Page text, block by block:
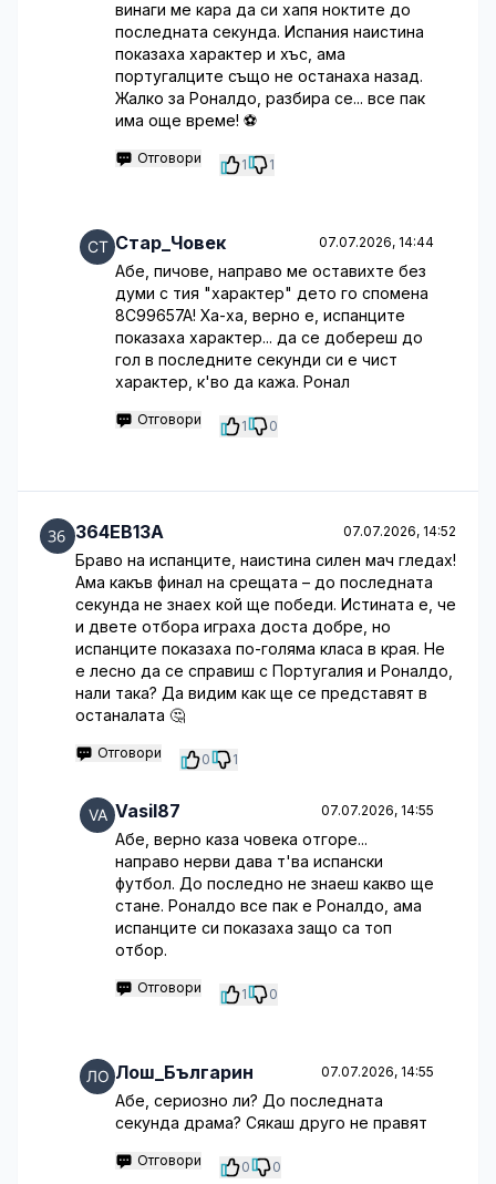
винаги ме кара да си хапя ноктите до
последната секунда. Испания наистина
показаха характер и хъс, ама
португалците също не останаха назад.
Жалко за Роналдо, разбира се... все пак
има още време! ⚽️
Отговори 1 1
Стар_Човек 07.07.2026, 14:44
Абе, пичове, направо ме оставихте без
думи с тия "характер" дето го спомена
8C99657A! Ха-ха, верно е, испанците
показаха характер... да се добереш до
гол в последните секунди си е чист
характер, к'во да кажа. Ронал
Отговори 1 0
364EB13A 07.07.2026, 14:52
Браво на испанците, наистина силен мач гледах!
Ама какъв финал на срещата – до последната
секунда не знаех кой ще победи. Истината е, че
и двете отбора играха доста добре, но
испанците показаха по-голяма класа в края. Не
е лесно да се справиш с Португалия и Роналдо,
нали така? Да видим как ще се представят в
останалата 🤔
Отговори 0 1
Vasil87 07.07.2026, 14:55
Абе, верно каза човека отгоре...
направо нерви дава т'ва испански
футбол. До последно не знаеш какво ще
стане. Роналдо все пак е Роналдо, ама
испанците си показаха защо са топ
отбор.
Отговори 1 0
Лош_Българин 07.07.2026, 14:55
Абе, сериозно ли? До последната
секунда драма? Сякаш друго не правят
Отговори 0 0